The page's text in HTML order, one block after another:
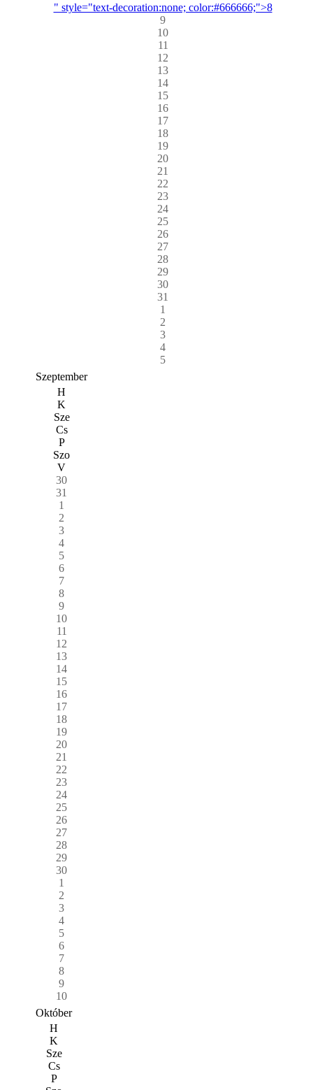
" style="text-decoration:none; color:#666666;">8
9
10
11
12
13
14
15
16
17
18
19
20
21
22
23
24
25
26
27
28
29
30
31
1
2
3
4
5
Szeptember
H
K
Sze
Cs
P
Szo
V
30
31
1
2
3
4
5
6
7
8
9
10
11
12
13
14
15
16
17
18
19
20
21
22
23
24
25
26
27
28
29
30
1
2
3
4
5
6
7
8
9
10
Október
H
K
Sze
Cs
P